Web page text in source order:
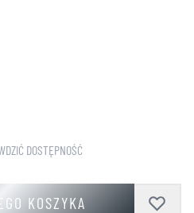
DOSTĘPNOŚĆ
KOSZYKA